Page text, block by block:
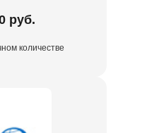
руб.
количестве